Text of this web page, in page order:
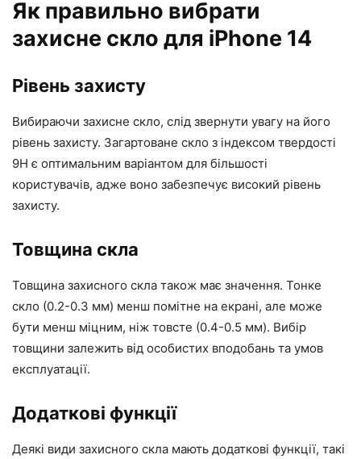
Як правильно вибрати
захисне скло для iPhone 14
Рівень захисту
Вибираючи захисне скло, слід звернути увагу на його
рівень захисту. Загартоване скло з індексом твердості
9H є оптимальним варіантом для більшості
користувачів, адже воно забезпечує високий рівень
захисту.
Товщина скла
Товщина захисного скла також має значення. Тонке
скло (0.2-0.3 мм) менш помітне на екрані, але може
бути менш міцним, ніж товсте (0.4-0.5 мм). Вибір
товщини залежить від особистих вподобань та умов
експлуатації.
Додаткові функції
Деякі види захисного скла мають додаткові функції, такі